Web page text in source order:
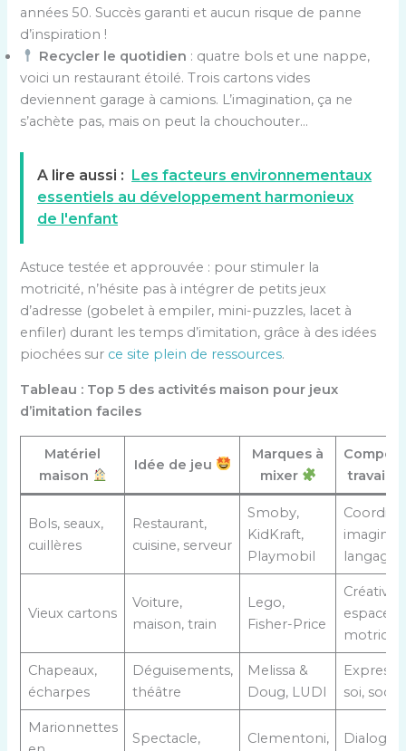
années 50. Succès garanti et aucun risque de panne
d’inspiration !
Recycler le quotidien : quatre bols et une nappe,
voici un restaurant étoilé. Trois cartons vides
deviennent garage à camions. L’imagination, ça ne
s’achète pas, mais on peut la chouchouter…
A lire aussi :
Les facteurs environnementaux
essentiels au développement harmonieux
de l'enfant
Astuce testée et approuvée : pour stimuler la
motricité, n’hésite pas à intégrer de petits jeux
d’adresse (gobelet à empiler, mini-puzzles, lacet à
enfiler) durant les temps d’imitation, grâce à des idées
piochées sur ce site plein de ressources.
Tableau : Top 5 des activités maison pour jeux
d’imitation faciles
Matériel
maison
Idée de jeu
Marques à
mixer
Bols, seaux,
cuillères
Restaurant,
cuisine, serveur
Smoby,
KidKraft,
Playmobil
langage
Vieux cartons
Voiture,
maison, train
Lego,
Fisher-Price
espace,
motricité
Chapeaux,
écharpes
Déguisements,
théâtre
Melissa &
Doug, LUDI
soi,
Marionnettes
Spectacle,
Clementoni,
Dialogue,